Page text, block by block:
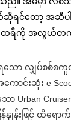
ရင်တော့ အဆီပ
အလွယ်တကူ အ
သော လျှပ်စစ်စကူ
အကောင်းဆုံး e
Urban Cruiser
နှုန်းဖြင့် ထိရော